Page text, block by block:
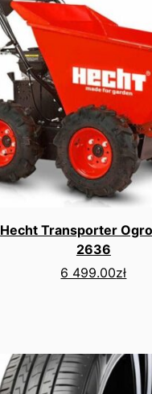
Hecht Transporter
2636
6 499.00zł